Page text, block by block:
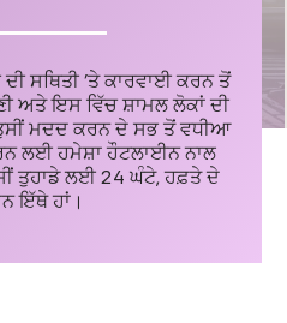
ਸਥਿਤੀ 'ਤੇ ਕਾਰਵਾਈ ਕਰਨ ਤੋਂ
ਅਤੇ ਇਸ ਵਿੱਚ ਸ਼ਾਮਲ ਲੋਕਾਂ ਦੀ
ਮਦਦ ਕਰਨ ਦੇ ਸਭ ਤੋਂ ਵਧੀਆ
ਲਈ ਹਮੇਸ਼ਾ ਹੌਟਲਾਈਨ ਨਾਲ
ਤੁਹਾਡੇ ਲਈ 24 ਘੰਟੇ, ਹਫ਼ਤੇ ਦੇ
ਇੱਥੇ ਹਾਂ।